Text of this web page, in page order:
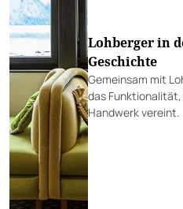
Lohberger in
Geschichte
Gemeinsam mit
das
Handwerk vereint.